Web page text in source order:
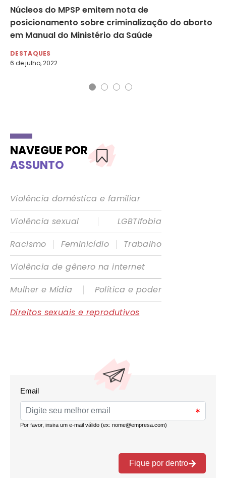
Núcleos do MPSP emitem nota de
posicionamento sobre criminalização do aborto
em Manual do Ministério da Saúde
DESTAQUES
6 de julho, 2022
NAVEGUE POR
ASSUNTO
Violência doméstica e familiar
Violência sexual
|
LGBTIfobia
Racismo
| Feminicídio |
Trabalho
Violência de gênero na internet
Mulher e Mídia
|
Política e poder
Direitos sexuais e reprodutivos